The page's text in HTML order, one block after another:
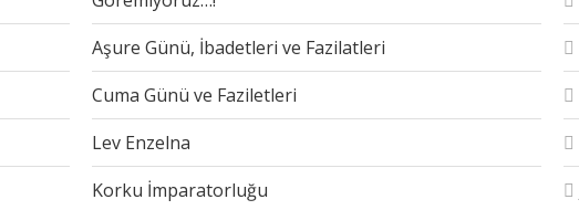
Aşure Günü, İbadetleri ve Fazilatleri
Cuma Günü ve Faziletleri
Lev Enzelna
Korku İmparatorluğu